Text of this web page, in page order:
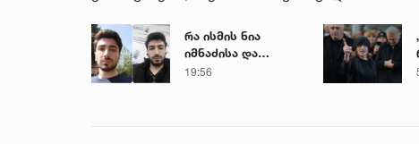
რა ისმის ნია
იმნაძისა და
მამამისის ფარული
19:56